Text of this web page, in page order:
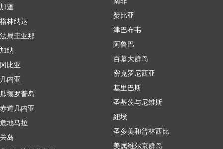
加蓬
格林纳达
法属圭亚那
加纳
冈比亚
几内亚
瓜德罗普岛
赤道几内亚
危地马拉
关岛
赞比亚
津巴布韦
阿鲁巴
百慕大群岛
密克罗尼西亚
基里巴斯
圣基茨与尼维斯
紐埃
圣多美和普林西比
美属维尔京群岛